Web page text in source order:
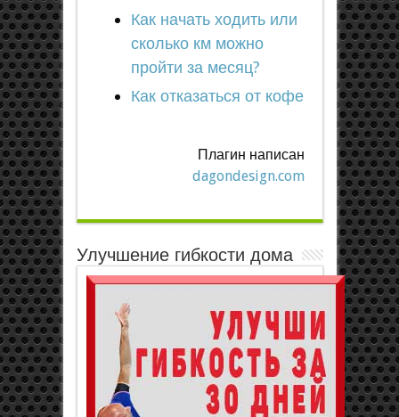
Как начать ходить или
сколько км можно
пройти за месяц?
Как отказаться от кофе
Плагин написан
dagondesign.com
Улучшение гибкости дома